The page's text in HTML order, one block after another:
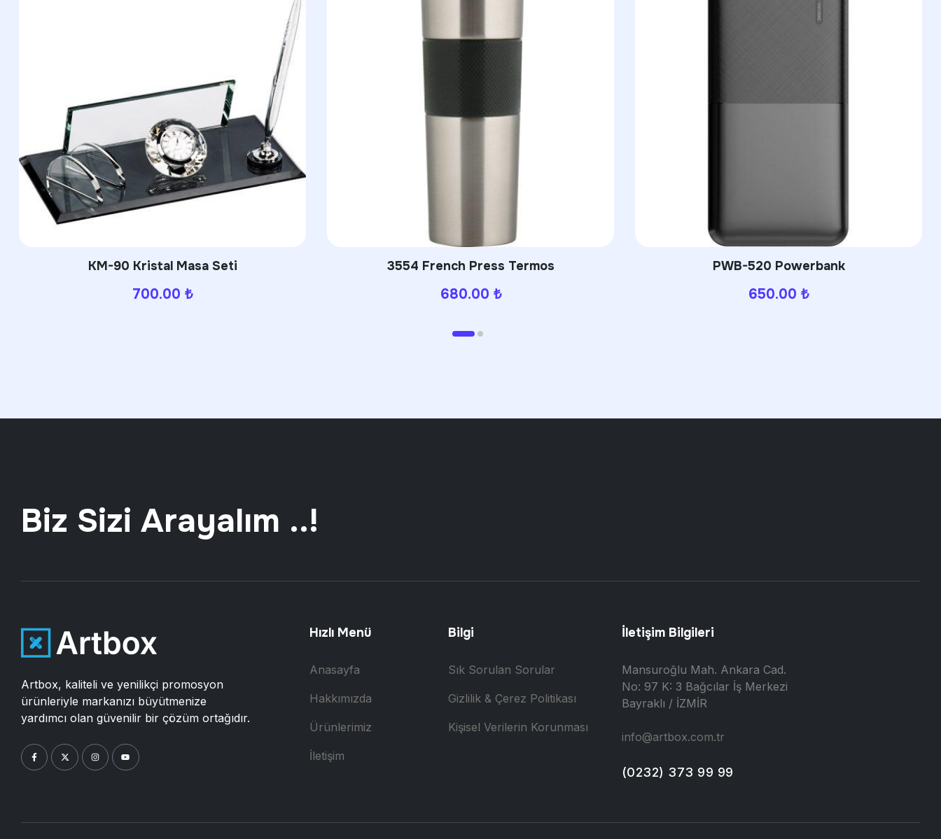
3944 Termos
650.00
PWB-310 Powerbank
630.00
PWB-320 Powerbank
630.00
Biz Sizi Arayalım ..!
Artbox, kaliteli ve yenilikçi promosyon
ürünleriyle markanızı büyütmenize
yardımcı olan güvenilir bir çözüm ortağıdır.
Hızlı Menü
Anasayfa
Hakkımızda
Ürünlerimiz
İletişim
Bilgi
Sık Sorulan Sorular
Gizlilik & Çerez Politikası
Kişisel Verilerin Korunması
İletişim Bilgileri
Mansuroğlu Mah. Ankara Cad.
No: 97 K: 3 Bağcılar İş Merkezi
Bayraklı / İZMİR
info@artbox.com.tr
(0232) 373 99 99